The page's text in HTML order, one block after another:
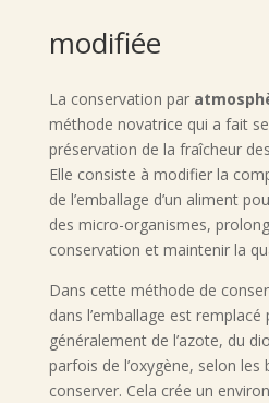
modifiée
La conservation par
méthode novatrice qui a fait
préservation de la fraîcheur
Elle consiste à modifier la
de l’emballage d’un aliment
des micro-organismes,
conservation et maintenir la
Dans cette méthode de
dans l’emballage est
généralement de l’azote, du
parfois de l’oxygène, selon les
conserver. Cela crée un